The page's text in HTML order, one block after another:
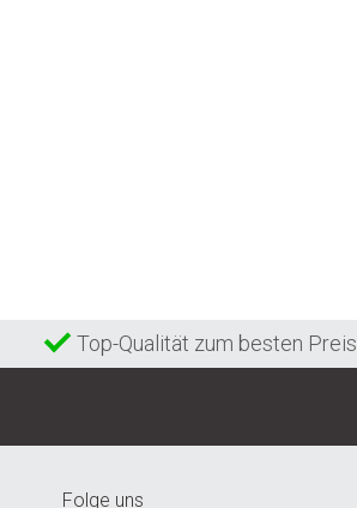
Top-Qualität zum besten Preis
Folge uns